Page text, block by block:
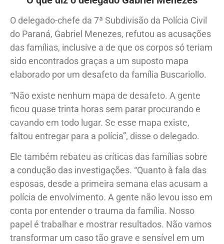
O delegado-chefe da 7ª Subdivisão da Polícia Civil
do Paraná, Gabriel Menezes, refutou as acusações
das famílias, inclusive a de que os corpos só teriam
sido encontrados graças a um suposto mapa
elaborado por um desafeto da família Buscariollo.
“Não existe nenhum mapa de desafeto. A gente
ficou quase trinta horas sem parar procurando e
cavando em todo lugar. Se esse mapa existe,
faltou entregar para a polícia”, disse o delegado.
Ele também rebateu as críticas das famílias sobre
a condução das investigações. “Quanto à fala das
esposas, desde a primeira semana elas acusam a
polícia de envolvimento. A gente não levou isso em
conta por entender o trauma da família. Nosso
papel é trabalhar e mostrar resultados. Não vamos
transformar um caso tão grave e sensível em um